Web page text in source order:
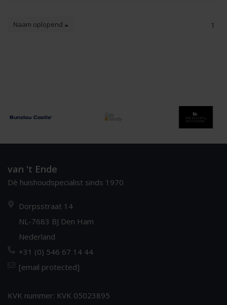
Naam oplopend 1
van 't Ende
Dè huishoudspecialist sinds 1970
Dorpsstraat 14
NL-7683 BJ Den Ham
Nederland
+31 (0) 546 67 14 44
[email protected]
KVK nummer: KVK 05023895